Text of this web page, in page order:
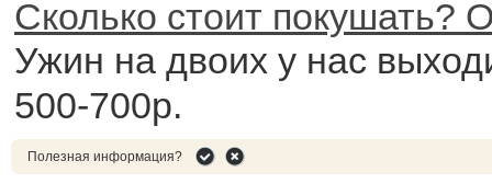
Сколько стоит покушать?
Ужин на двоих у нас
500-700р.
Полезная информация?